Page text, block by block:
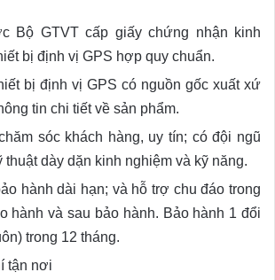
Bộ GTVT cấp giấy chứng nhận kinh
bị định vị GPS hợp quy chuẩn.
bị định vị GPS có nguồn gốc xuất xứ
tin chi tiết về sản phẩm.
sóc khách hàng, uy tín; có đội ngũ
thuật dày dặn kinh nghiệm và kỹ năng.
hành dài hạn; và hỗ trợ chu đáo trong
hành và sau bảo hành. Bảo hành 1 đổi
trong 12 tháng.
tận nơi